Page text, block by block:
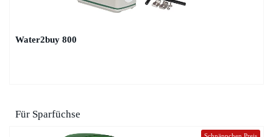
Water2buy 800
Für Sparfüchse